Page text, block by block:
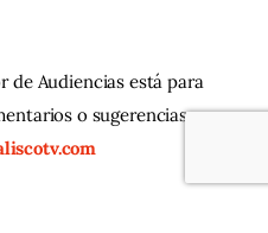
de Audiencias está para
o sugerencias